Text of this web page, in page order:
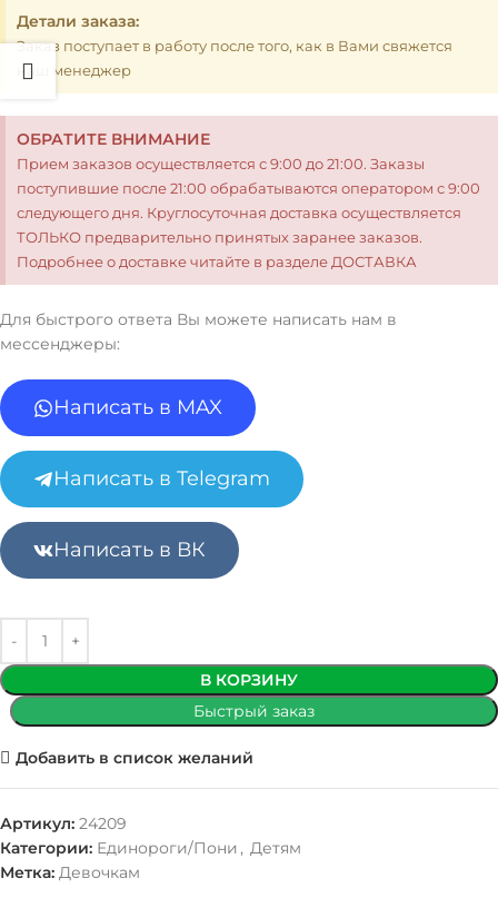
Детали заказа:
Заказ поступает в работу после того, как в Вами свяжется
наш менеджер
ОБРАТИТЕ ВНИМАНИЕ
Прием заказов осуществляется с 9:00 до 21:00. Заказы
поступившие после 21:00 обрабатываются оператором с 9:00
следующего дня. Круглосуточная доставка осуществляется
ТОЛЬКО предварительно принятых заранее заказов.
Подробнее о доставке читайте в разделе ДОСТАВКА
Для быстрого ответа Вы можете написать нам в
мессенджеры:
Написать в MAX
Написать в Telegram
Написать в ВК
В КОРЗИНУ
Быстрый заказ
Добавить в список желаний
Артикул: 24209
Категории: Единороги/Пони , Детям
Метка: Девочкам